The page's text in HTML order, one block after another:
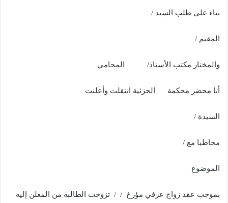
بناء على طلب السيد /
المقيم /
والمختار مكتب الأستاذ/ المحامي
أنا محضر محكمة الجزئية انتقلت وأعلنت
السيدة /
مخاطبا مع /
الموضوع
بموجب عقد زواج عرفي مؤرخ / / تزوجت الطالبة من المعلن إليه